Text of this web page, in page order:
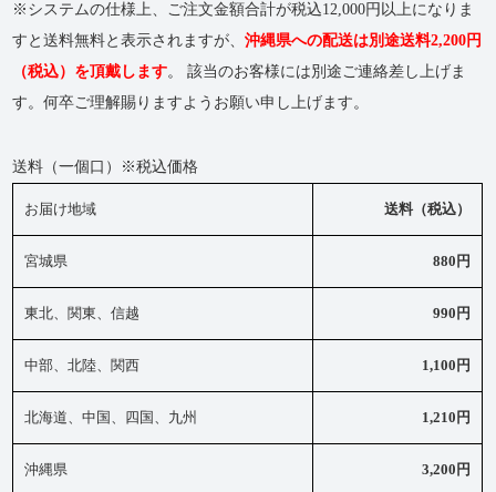
※システムの仕様上、ご注文金額合計が税込12,000円以上になりま
すと送料無料と表示されますが、沖縄県への配送は別途送料2,200円
（税込）を頂戴します。 該当のお客様には別途ご連絡差し上げま
す。何卒ご理解賜りますようお願い申し上げます。
送料（一個口）※税込価格
お届け地域 送料（税込）
宮城県 880円
東北、関東、信越 990円
中部、北陸、関西 1,100円
北海道、中国、四国、九州 1,210円
沖縄県 3,200円